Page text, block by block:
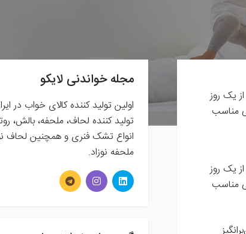
یک روز
مناسب
یک روز
مناسب
مجله خواندنی لایکو
اولین تولید کننده کالای خواب در
تولید کننده لحاف، ملحفه، بالش،
انواع تشک فنری و همچنین لحاف
ملحفه نوزاد.